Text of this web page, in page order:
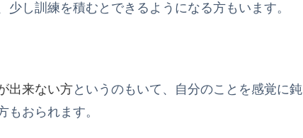
し訓練を積むとできるようになる方もいます。
出来ない方というのもいて、自分のことを感覚に鈍
もおられます。